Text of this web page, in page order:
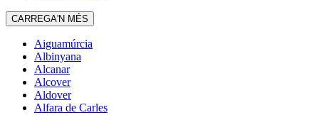
CARREGA'N MÉS
Aiguamúrcia
Albinyana
Alcanar
Alcover
Aldover
Alfara de Carles